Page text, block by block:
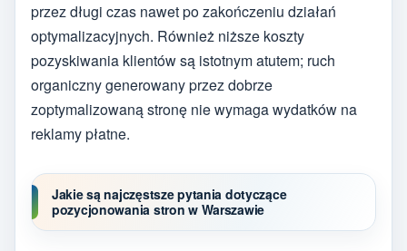
przez długi czas nawet po zakończeniu działań
optymalizacyjnych. Również niższe koszty
pozyskiwania klientów są istotnym atutem; ruch
organiczny generowany przez dobrze
zoptymalizowaną stronę nie wymaga wydatków na
reklamy płatne.
Jakie są najczęstsze pytania dotyczące
pozycjonowania stron w Warszawie